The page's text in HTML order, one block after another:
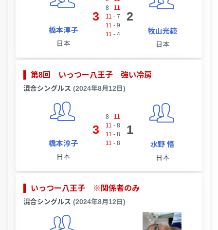
橋本淳子
日本
3
8 - 11
11 - 7
11 - 9
11 - 4
2
牧山光範
日本
第8回 いっつー八王子 強い冷房
混合シングルス (2024年8月12日)
橋本淳子
日本
3
8 - 11
11 - 8
11 - 8
11 - 8
1
水野 悟
日本
いっつー八王子 ※関係者のみ
混合シングルス (2024年8月12日)